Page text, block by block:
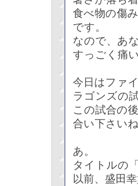
食べ物の傷
です。
なので、あ
すっごく痛
今日はファ
ラゴンズの
この試合の
合い下さい
あ。
タイトルの
以前、盛田